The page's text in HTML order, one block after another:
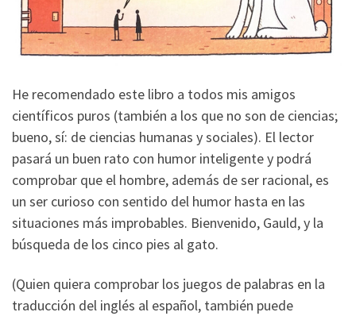
He recomendado este libro a todos mis amigos
científicos puros (también a los que no son de ciencias;
bueno, sí: de ciencias humanas y sociales). El lector
pasará un buen rato con humor inteligente y podrá
comprobar que el hombre, además de ser racional, es
un ser curioso con sentido del humor hasta en las
situaciones más improbables. Bienvenido, Gauld, y la
búsqueda de los cinco pies al gato.
(Quien quiera comprobar los juegos de palabras en la
traducción del inglés al español, también puede